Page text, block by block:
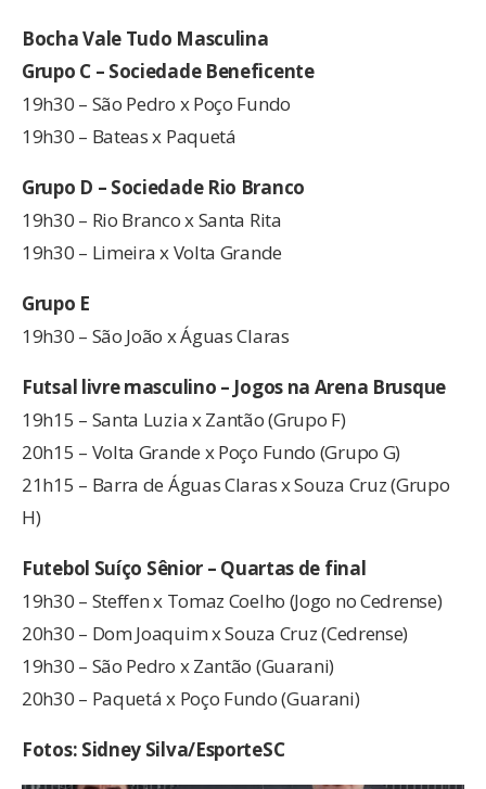
Bocha Vale Tudo Masculina
Grupo C – Sociedade Beneficente
19h30 – São Pedro x Poço Fundo
19h30 – Bateas x Paquetá
Grupo D – Sociedade Rio Branco
19h30 – Rio Branco x Santa Rita
19h30 – Limeira x Volta Grande
Grupo E
19h30 – São João x Águas Claras
Futsal livre masculino – Jogos na Arena Brusque
19h15 – Santa Luzia x Zantão (Grupo F)
20h15 – Volta Grande x Poço Fundo (Grupo G)
21h15 – Barra de Águas Claras x Souza Cruz (Grupo
H)
Futebol Suíço Sênior – Quartas de final
19h30 – Steffen x Tomaz Coelho (Jogo no Cedrense)
20h30 – Dom Joaquim x Souza Cruz (Cedrense)
19h30 – São Pedro x Zantão (Guarani)
20h30 – Paquetá x Poço Fundo (Guarani)
Fotos: Sidney Silva/EsporteSC